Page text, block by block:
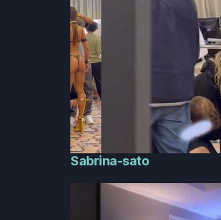
Sabrina-sato